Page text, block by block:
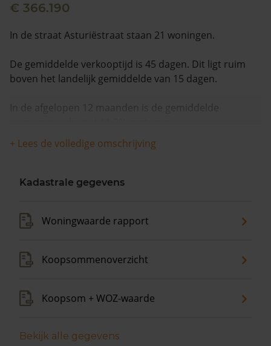
€ 366.190
In de straat Asturiëstraat staan 21 woningen.
De gemiddelde verkooptijd is 45 dagen. Dit ligt ruim
boven het landelijk gemiddelde van 15 dagen.
In de afgelopen 12 maanden is de gemiddelde
+ Lees de volledige omschrijving
Kadastrale gegevens
Woningwaarde rapport
Koopsommenoverzicht
Koopsom + WOZ-waarde
Bekijk alle gegevens